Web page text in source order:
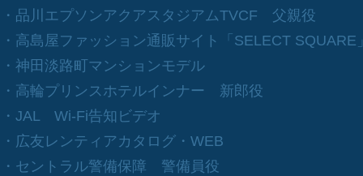
・品川エプソンアクアスタジアムTVCF 父親役
・高島屋ファッション通販サイト「SELECT SQUARE
・神田淡路町マンションモデル
・高輪プリンスホテルインナー 新郎役
​・JAL Wi-Fi告知ビデオ
​・広友レンティアカタログ・WEB
​・セントラル警備保障 警備員役